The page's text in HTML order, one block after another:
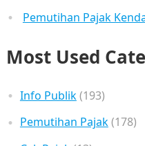
Pemutihan Pajak
Most Used
Info Publik(193)
Pemutihan Pajak(178)